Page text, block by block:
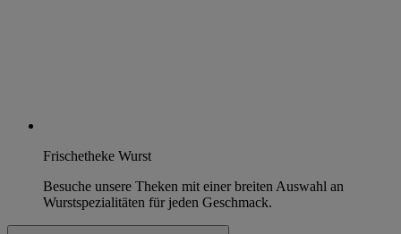
Frischetheke Wurst
Besuche unsere Theken mit einer breiten Auswahl an
Wurstspezialitäten für jeden Geschmack.